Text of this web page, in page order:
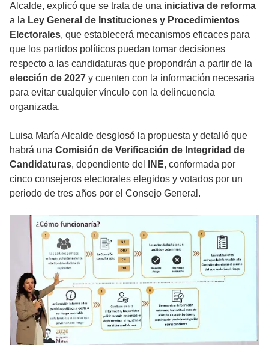
Alcalde, explicó que se trata de una iniciativa de reforma
a la Ley General de Instituciones y Procedimientos
Electorales, que establecerá mecanismos eficaces para
que los partidos políticos puedan tomar decisiones
respecto a las candidaturas que propondrán a partir de la
elección de 2027 y cuenten con la información necesaria
para evitar cualquier vínculo con la delincuencia
organizada.
Luisa María Alcalde desglosó la propuesta y detalló que
habrá una Comisión de Verificación de Integridad de
Candidaturas, dependiente del INE, conformada por
cinco consejeros electorales elegidos y votados por un
periodo de tres años por el Consejo General.